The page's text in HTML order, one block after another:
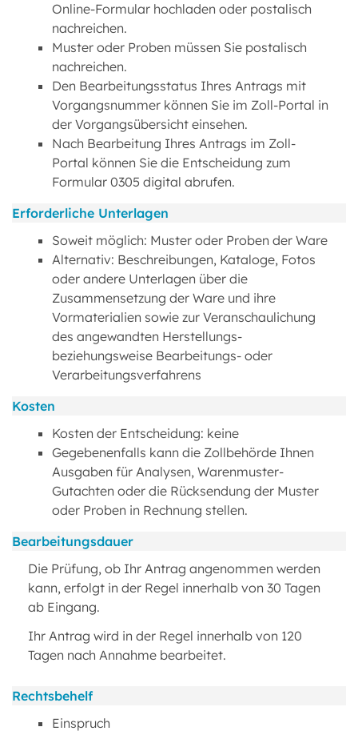
Online-Formular hochladen oder postalisch
nachreichen.
Muster oder Proben müssen Sie postalisch
nachreichen.
Den Bearbeitungsstatus Ihres Antrags mit
Vorgangsnummer können Sie im Zoll-Portal in
der Vorgangsübersicht einsehen.
Nach Bearbeitung Ihres Antrags im Zoll-
Portal können Sie die Entscheidung zum
Formular 0305 digital abrufen.
Erforderliche Unterlagen
Soweit möglich: Muster oder Proben der Ware
Alternativ: Beschreibungen, Kataloge, Fotos
oder andere Unterlagen über die
Zusammensetzung der Ware und ihre
Vormaterialien sowie zur Veranschaulichung
des angewandten Herstellungs-
beziehungsweise Bearbeitungs- oder
Verarbeitungsverfahrens
Kosten
Kosten der Entscheidung: keine
Gegebenenfalls kann die Zollbehörde Ihnen
Ausgaben für Analysen, Warenmuster-
Gutachten oder die Rücksendung der Muster
oder Proben in Rechnung stellen.
Bearbeitungsdauer
Die Prüfung, ob Ihr Antrag angenommen werden
kann, erfolgt in der Regel innerhalb von 30 Tagen
ab Eingang.
Ihr Antrag wird in der Regel innerhalb von 120
Tagen nach Annahme bearbeitet.
Rechtsbehelf
Einspruch